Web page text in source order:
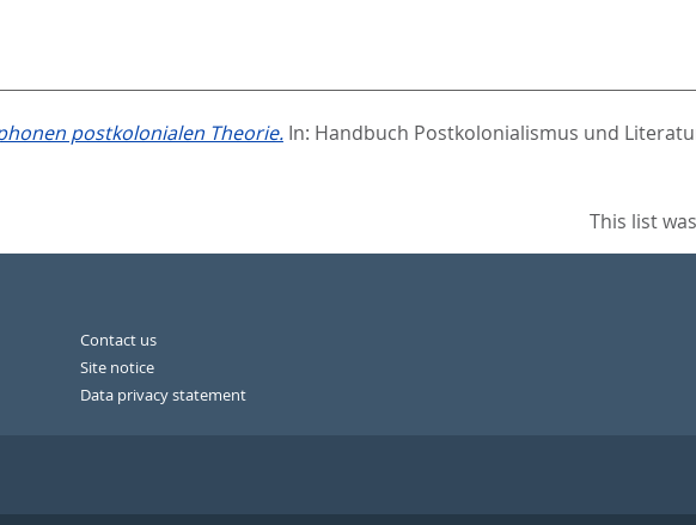
postkolonialen Theorie. In: Handbuch Postkolonialismus und
This list
Contact us
Site notice
Data privacy statement